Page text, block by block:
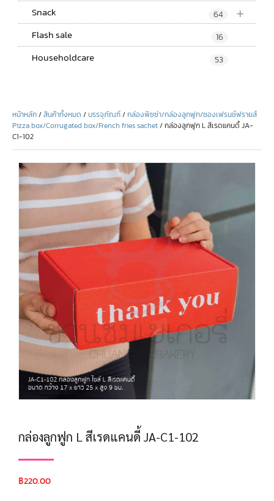
+
Snack 64
Flash sale 16
Householdcare 53
หน้าหลัก/สินค้าทั้งหมด /บรรจุภัณฑ์/กล่องพิซซ่า/กล่องลูกฟูก/ซองเฟรนช์ฟรายส์
Pizza box/Corrugated box/French fries sachet/ กล่องลูกฟูก L สีเรดแคนดี้ JA-
C1-102
กล่องลูกฟูก L สีเรดแคนดี้ JA-C1-102
฿220.00